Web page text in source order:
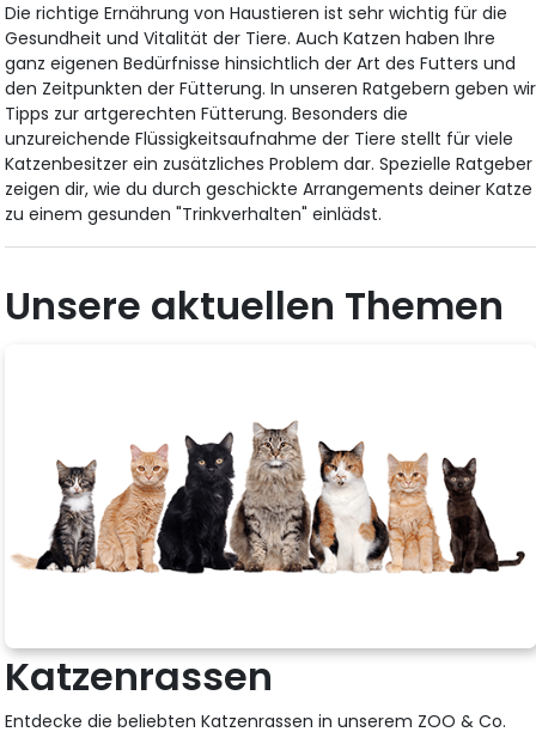
Die richtige Ernährung von Haustieren ist sehr wichtig für die
Gesundheit und Vitalität der Tiere. Auch Katzen haben Ihre
ganz eigenen Bedürfnisse hinsichtlich der Art des Futters und
den Zeitpunkten der Fütterung. In unseren Ratgebern geben wir
Tipps zur artgerechten Fütterung. Besonders die
unzureichende Flüssigkeitsaufnahme der Tiere stellt für viele
Katzenbesitzer ein zusätzliches Problem dar. Spezielle Ratgeber
zeigen dir, wie du durch geschickte Arrangements deiner Katze
zu einem gesunden "Trinkverhalten" einlädst.
Unsere aktuellen Themen
Katzenrassen
Entdecke die beliebten Katzenrassen in unserem ZOO & Co.